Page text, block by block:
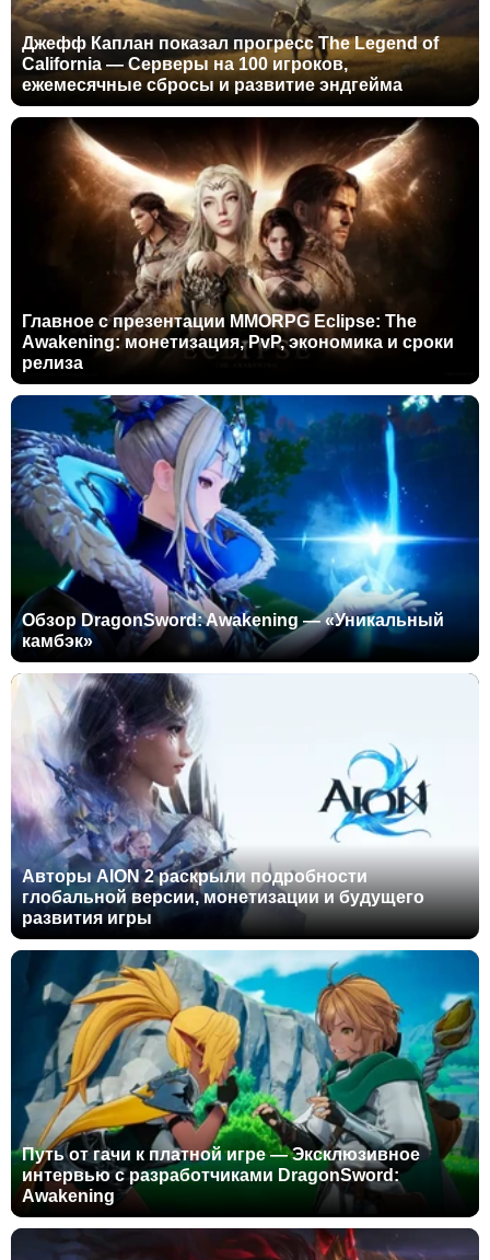
Джефф Каплан показал прогресс The Legend of
California — Серверы на 100 игроков,
ежемесячные сбросы и развитие эндгейма
Главное с презентации MMORPG Eclipse: The
Awakening: монетизация, PvP, экономика и сроки
релиза
Обзор DragonSword: Awakening — «Уникальный
камбэк»
Авторы AION 2 раскрыли подробности
глобальной версии, монетизации и будущего
развития игры
Путь от гачи к платной игре — Эксклюзивное
интервью с разработчиками DragonSword:
Awakening